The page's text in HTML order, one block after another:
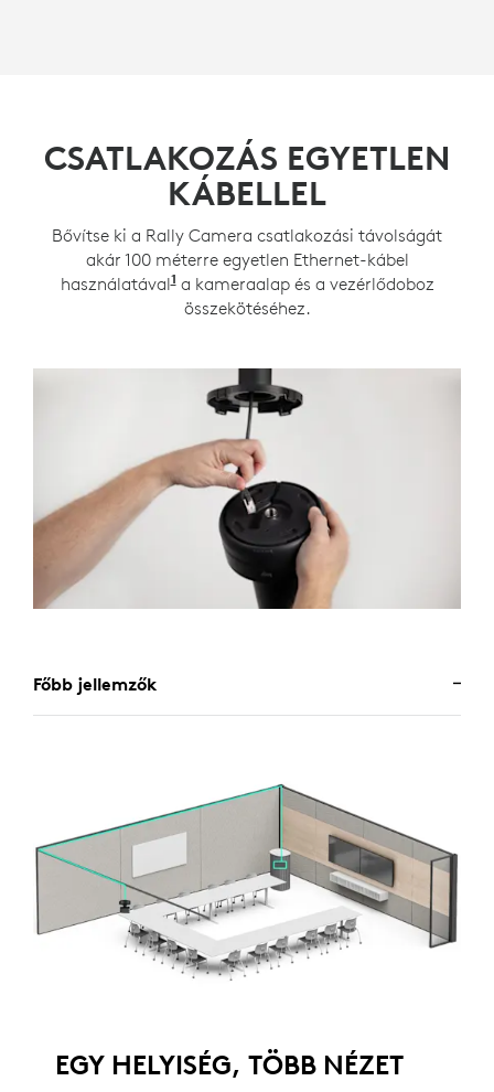
CSATLAKOZÁS EGYETLEN
KÁBELLEL
Bővítse ki a Rally Camera csatlakozási távolságát
akár 100 méterre egyetlen Ethernet-kábel
használatával1Az Ethernet-kábeles támogatáshoz
a kameraalap és a vezérlődoboz
összekötéséhez.
Főbb jellemzők
EGY HELYISÉG, TÖBB NÉZET